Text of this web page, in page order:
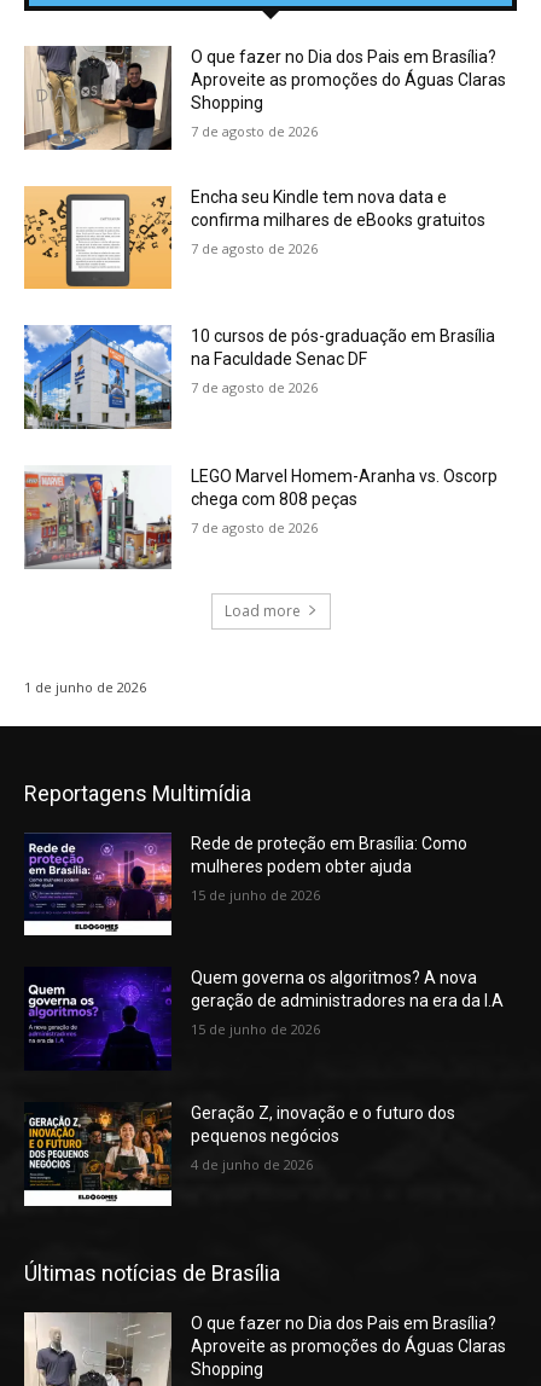
O que fazer no Dia dos Pais em Brasília?
Aproveite as promoções do Águas Claras
Shopping
7 de agosto de 2026
Encha seu Kindle tem nova data e
confirma milhares de eBooks gratuitos
7 de agosto de 2026
10 cursos de pós-graduação em Brasília
na Faculdade Senac DF
7 de agosto de 2026
LEGO Marvel Homem-Aranha vs. Oscorp
chega com 808 peças
7 de agosto de 2026
Load more
1 de junho de 2026
Reportagens Multimídia
Rede de proteção em Brasília: Como
mulheres podem obter ajuda
15 de junho de 2026
Quem governa os algoritmos? A nova
geração de administradores na era da I.A
15 de junho de 2026
Geração Z, inovação e o futuro dos
pequenos negócios
4 de junho de 2026
Últimas notícias de Brasília
O que fazer no Dia dos Pais em Brasília?
Aproveite as promoções do Águas Claras
Shopping